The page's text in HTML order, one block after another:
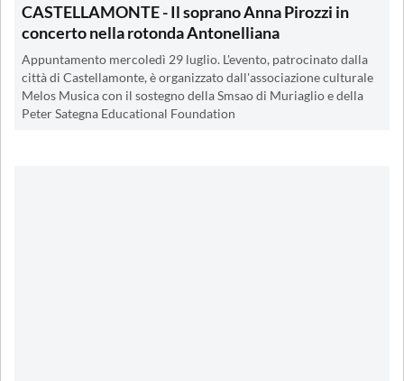
CASTELLAMONTE - Il soprano Anna Pirozzi in
concerto nella rotonda Antonelliana
Appuntamento mercoledì 29 luglio. L'evento, patrocinato dalla
città di Castellamonte, è organizzato dall'associazione culturale
Melos Musica con il sostegno della Smsao di Muriaglio e della
Peter Sategna Educational Foundation